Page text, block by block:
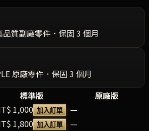
質副廠零件．保固 3 個月
原廠零件．保固 3 個月
標準版
原廠版
1,000 加入訂單
—
1,800 加入訂單
—